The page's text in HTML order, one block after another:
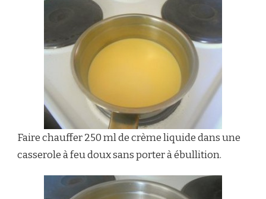
Faire chauffer 250 ml de crème liquide dans une
casserole à feu doux sans porter à ébullition.